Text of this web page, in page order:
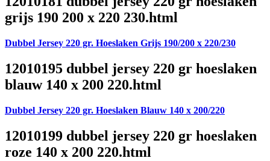
grijs 190 200 x 220 230.html
Dubbel Jersey 220 gr. Hoeslaken Grijs 190/200 x 220/230
12010195 dubbel jersey 220 gr hoeslaken
blauw 140 x 200 220.html
Dubbel Jersey 220 gr. Hoeslaken Blauw 140 x 200/220
12010199 dubbel jersey 220 gr hoeslaken
roze 140 x 200 220.html